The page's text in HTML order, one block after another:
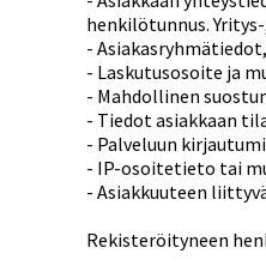
henkilötunnus.
-
- Laskutusosoite ja
- Mahdollinen
- Tiedot asiakkaan
- Palveluun
- IP-osoitetieto tai
- Asiakkuuteen
Rekisteröityneen